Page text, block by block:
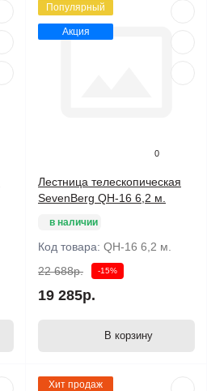
Популярный
Акция
0
Лестница телескопическая
SevenBerg QH-16 6,2 м.
в наличии
Код товара: QH-16 6,2 м.
22 688р.
-15%
19 285р.
В корзину
Хит продаж